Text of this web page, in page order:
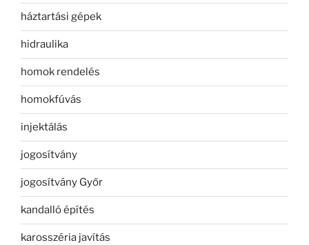
háztartási gépek
hidraulika
homok rendelés
homokfúvás
injektálás
jogosítvány
jogosítvány Győr
kandalló építés
karosszéria javítás